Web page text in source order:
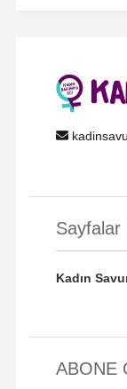
Sayfalar
Kadın
ABONE